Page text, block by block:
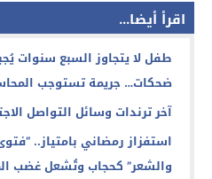
اقرأ أيضا...
طفل لا يتجاوز السبع سنوات
ضحكات… جريمة تستوجب
آخر ترندات وسائل التواصل
استفزاز رمضاني بامتياز..
والشعر” كحجاب وتُشعل غضب